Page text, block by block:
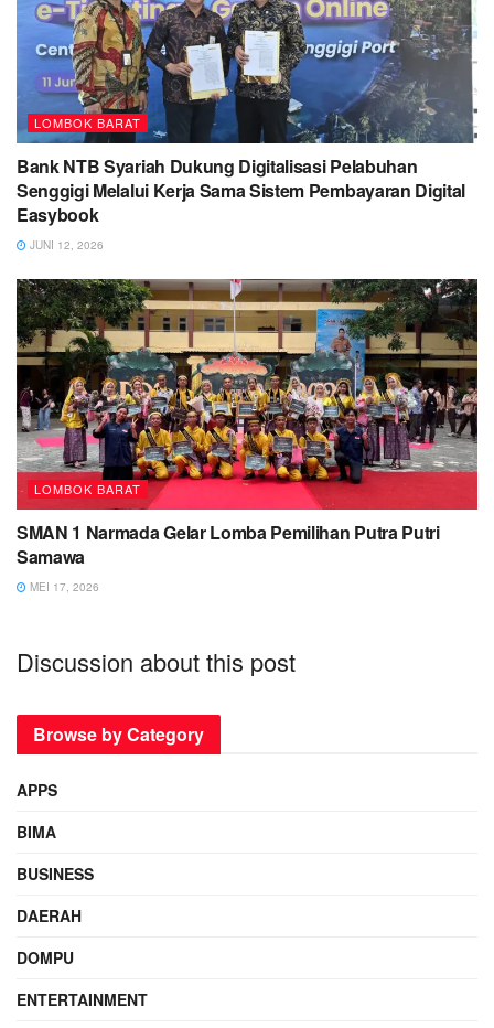
LOMBOK BARAT
Bank NTB Syariah Dukung Digitalisasi Pelabuhan
Senggigi Melalui Kerja Sama Sistem Pembayaran Digital
Easybook
JUNI 12, 2026
LOMBOK BARAT
SMAN 1 Narmada Gelar Lomba Pemilihan Putra Putri
Samawa
MEI 17, 2026
Discussion about this post
Browse by Category
APPS
BIMA
BUSINESS
DAERAH
DOMPU
ENTERTAINMENT